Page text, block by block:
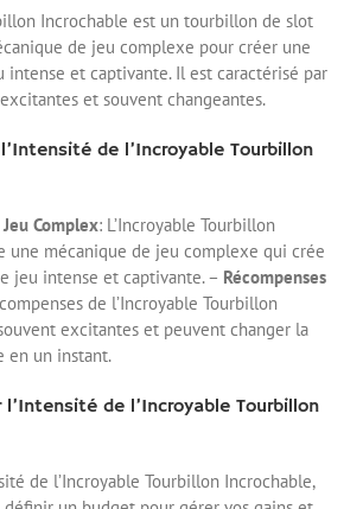
Incrochable est un tourbillon de slot
de jeu complexe pour créer une
intense et captivante. Il est caractérisé par
et souvent changeantes.
de l’Incroyable Tourbillon
Complex: L’Incroyable Tourbillon
une mécanique de jeu complexe qui crée
jeu intense et captivante. – Récompenses
de l’Incroyable Tourbillon
excitantes et peuvent changer la
en un instant.
l’Intensité de l’Incroyable Tourbillon
de l’Incroyable Tourbillon Incrochable,